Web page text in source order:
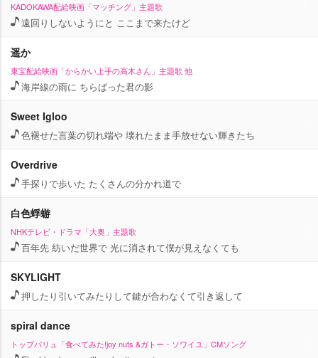
KADOKAWA配給映画「マッチング」主題歌
遠回りしないようにと ここまで来たけど
遥か
東宝配給映画「からかい上手の高木さん」主題歌 他
海岸線の雨に ちらばった君の影
Sweet Igloo
色褪せた言葉の切れ端や 壊れたまま手放せない輝きたち
Overdrive
手探りで歩いた たくさんの分かれ道で
白色蜉蝣
NHKテレビ・ドラマ「大奥」主題歌
百年先 紡いだ世界で 光に消されて僕が見えなくても
SKYLIGHT
押したり引いてみたりして鍵が合わなくて引き返して
spiral dance
トップバリュ「食べてみた!joy nuts &ガトー・ソワイユ」CMソング